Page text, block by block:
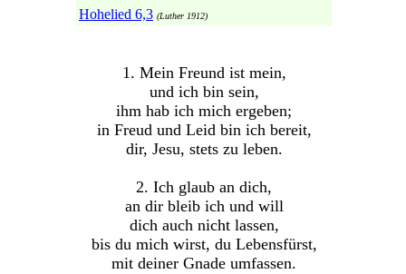
Hohelied 6,3 (Luther 1912)
1. Mein Freund ist mein,
und ich bin sein,
ihm hab ich mich ergeben;
in Freud und Leid bin ich bereit,
dir, Jesu, stets zu leben.
2. Ich glaub an dich,
an dir bleib ich und will
dich auch nicht lassen,
bis du mich wirst, du Lebensfürst,
mit deiner Gnade umfassen.